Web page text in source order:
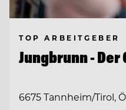
TOP ARBEITGEBER
Jungbrunn -
6675 Tannheim/Tirol,